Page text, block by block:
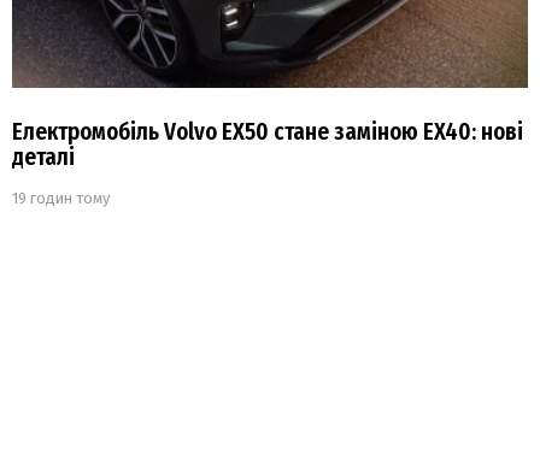
Електромобіль Volvo EX50 стане заміною EX40: нові
деталі
19 годин тому